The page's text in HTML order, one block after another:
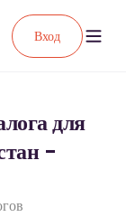
Вход
для
-